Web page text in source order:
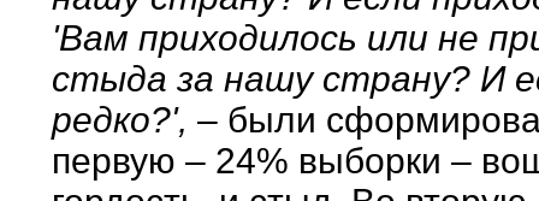
'Вам приходилось или не
стыда за нашу страну? И
редко?', – были
первую – 24% выборки –